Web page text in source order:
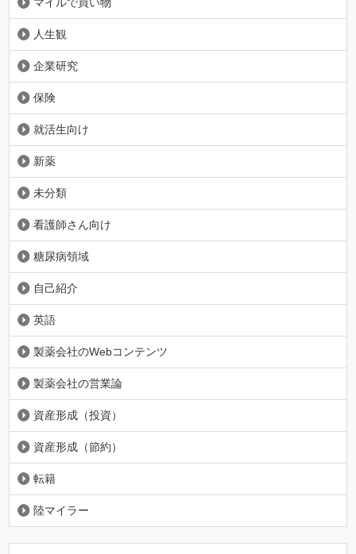
マイルで買い物
人生観
企業研究
保険
就活生向け
新薬
未分類
看護師さん向け
糖尿病領域
自己紹介
英語
製薬会社のWebコンテンツ
製薬会社の営業論
資産形成（投資）
資産形成（節約）
転籍
陸マイラー